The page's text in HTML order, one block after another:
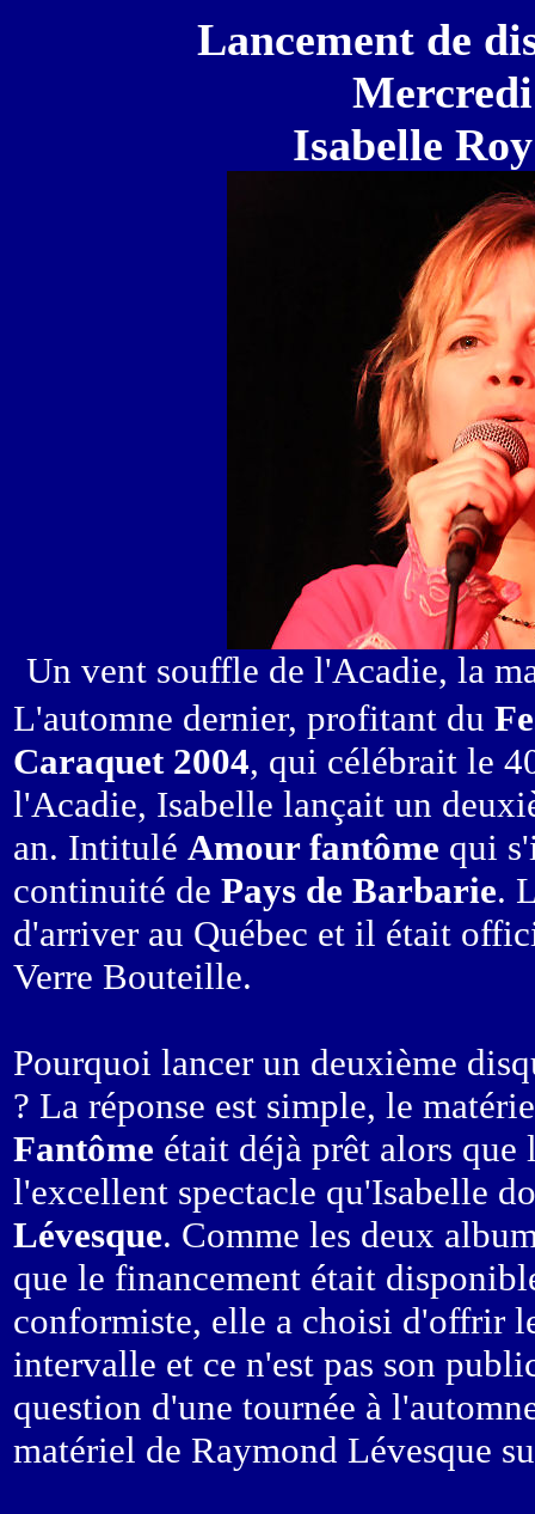
Lancement de
Isabelle
Un vent souffle de l'Acadie, la
L'automne dernier, profitant du
Caraquet 2004, qui célébrait le
l'Acadie, Isabelle lançait un
an. Intitulé Amour fantôme qui
continuité de Pays de Barbarie.
d'arriver au Québec et il était
Verre Bouteille.
Pourquoi lancer un deuxième
? La réponse est simple, le
Fantôme était déjà prêt alors
l'excellent spectacle qu'Isabelle
Lévesque. Comme les deux
que le financement était
conformiste, elle a choisi d'offrir
intervalle et ce n'est pas son
question d'une tournée à
matériel de Raymond Lévesque